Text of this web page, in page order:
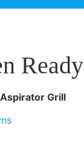
Ready
Grill